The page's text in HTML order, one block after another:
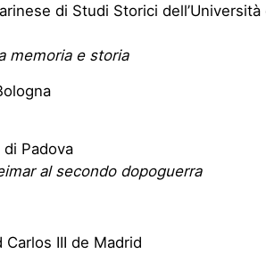
di Studi Storici
memoria e storia
Padova
al secondo dopoguerra
Carlos III de Madrid